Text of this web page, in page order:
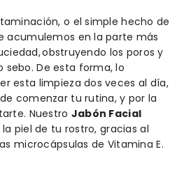
o el simple hecho de
acumulemos en la parte más
obstruyendo los poros y
sebo. De esta forma, lo
esta limpieza dos veces al día,
comenzar tu rutina, y por la
Nuestro Jabón Facial
piel de tu rostro, gracias al
microcápsulas de Vitamina E.